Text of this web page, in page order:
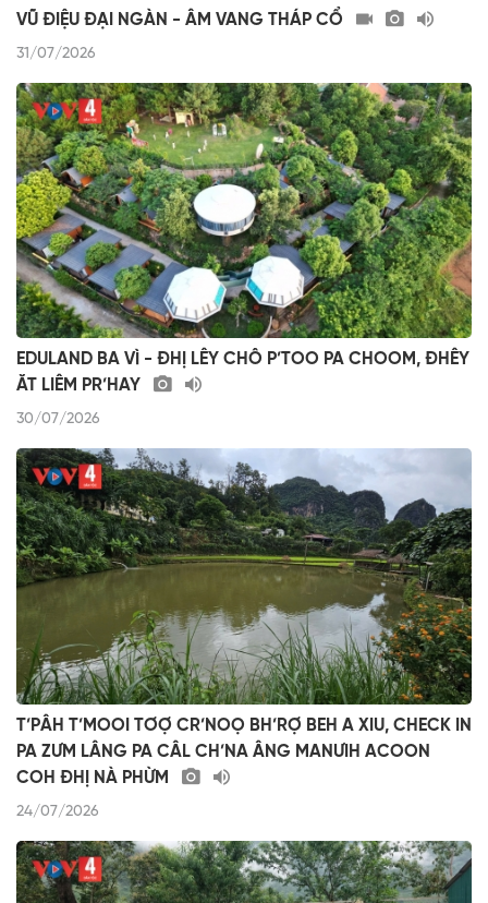
VŨ ĐIỆU ĐẠI NGÀN - ÂM VANG THÁP CỔ
31/07/2026
EDULAND BA VÌ - ĐHỊ LÊY CHÔ P’TOO PA CHOOM, ĐHÊY
ĂT LIÊM PR’HAY
30/07/2026
T’PÂH T’MOOI TƠỢ CR’NOỌ BH’RỢ BEH A XIU, CHECK IN
PA ZƯM LÂNG PA CÂL CH’NA ÂNG MANƯIH ACOON
COH ĐHỊ NÀ PHỪM
24/07/2026